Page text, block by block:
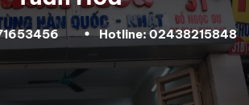
Hotline: 02438215848